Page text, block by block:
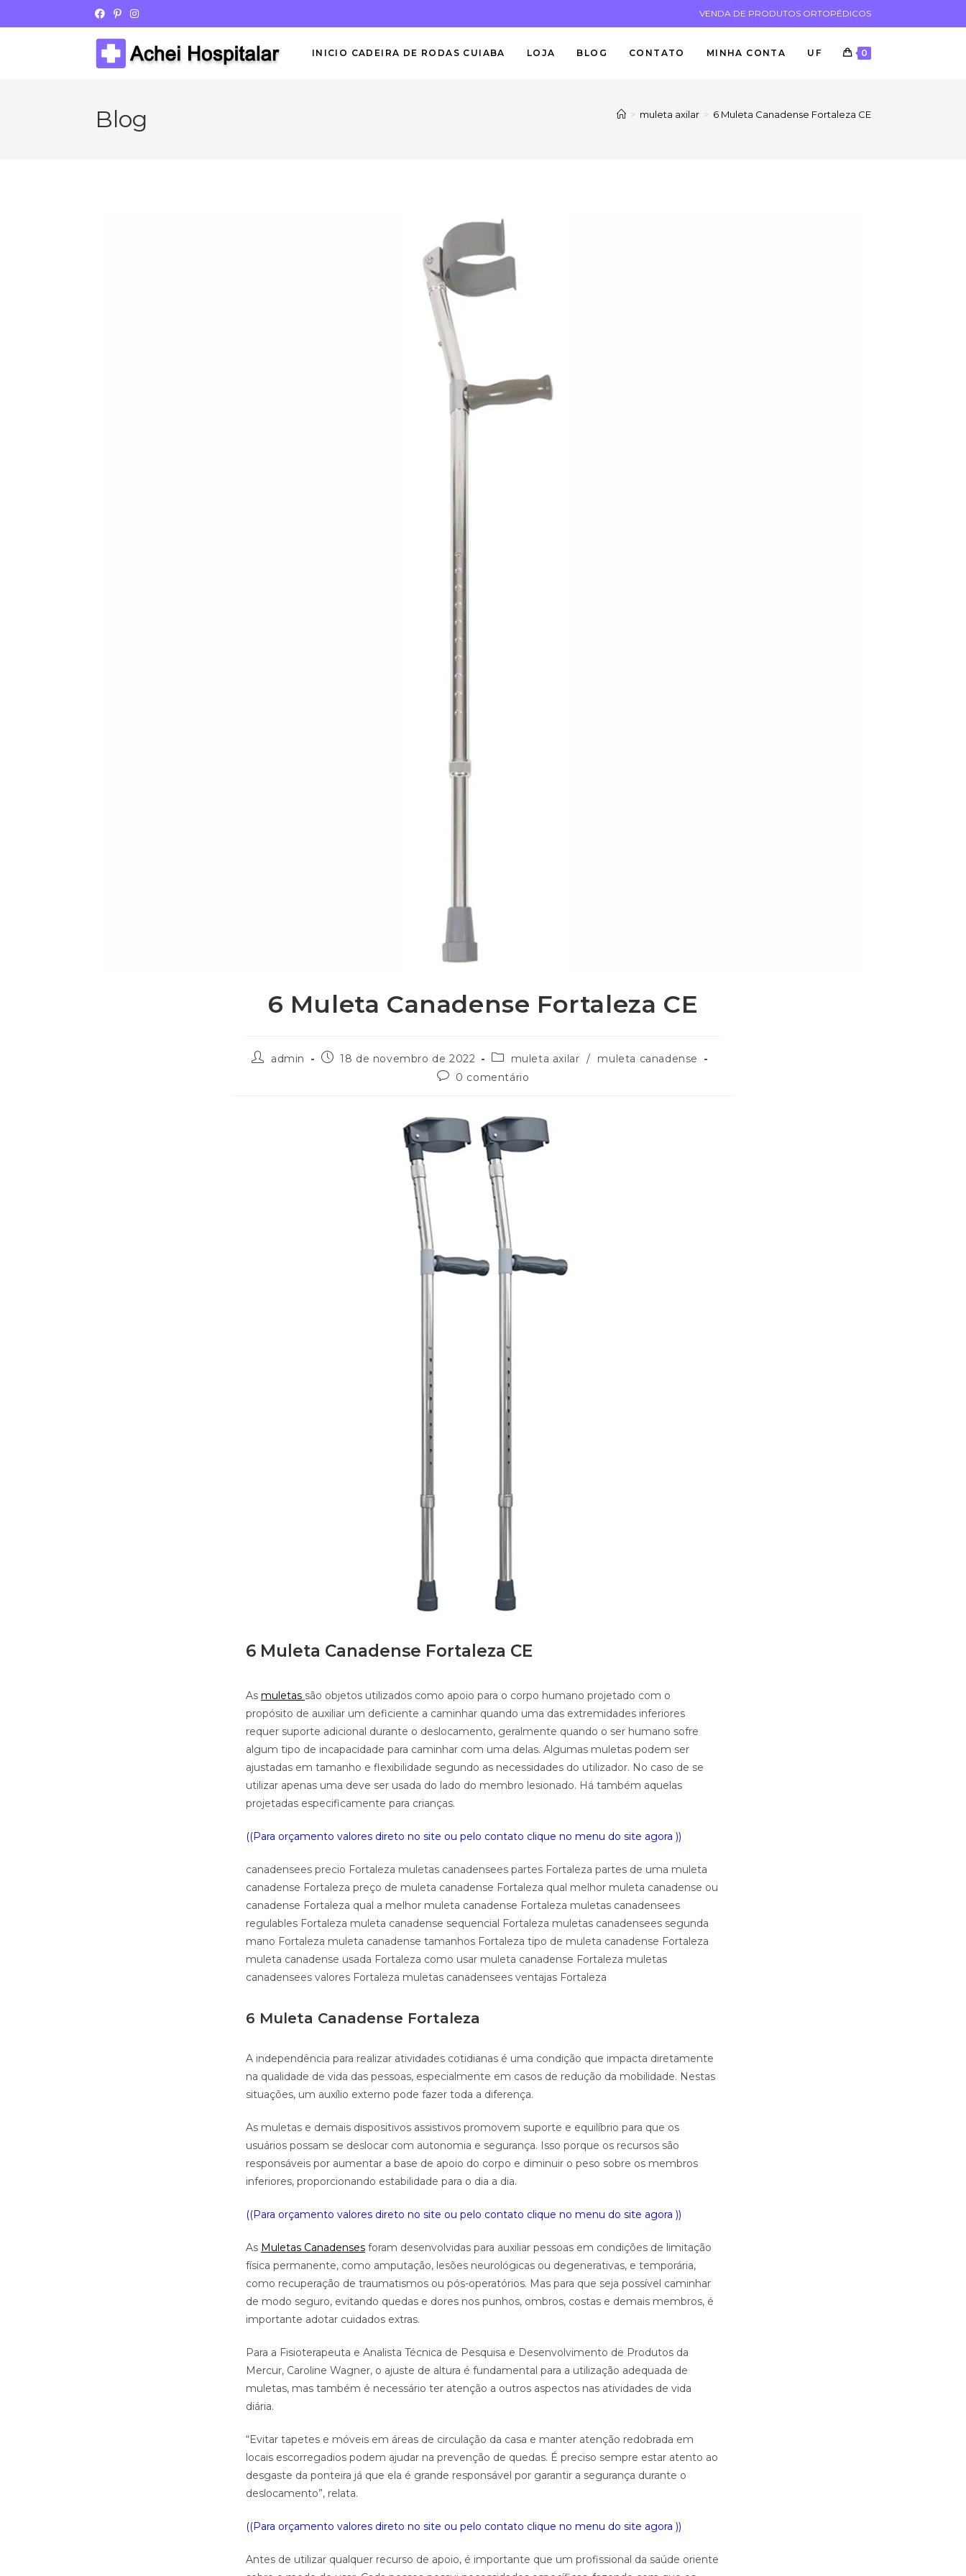
VENDA DE PRODUTOS ORTOPÉDICOS
INICIO CADEIRA DE RODAS CUIABA LOJA BLOG CONTATO MINHA CONTA UF 0
Blog > muleta axilar > 6 Muleta Canadense Fortaleza CE
6 Muleta Canadense Fortaleza CE
admin 18 de novembro de 2022 muleta axilar /
muleta canadense
0 comentário
6 Muleta Canadense Fortaleza CE
As muletas são objetos utilizados como apoio para o corpo humano projetado com o
propósito de auxiliar um deficiente a caminhar quando uma das extremidades inferiores
requer suporte adicional durante o deslocamento, geralmente quando o ser humano sofre
algum tipo de incapacidade para caminhar com uma delas. Algumas muletas podem ser
ajustadas em tamanho e flexibilidade segundo as necessidades do utilizador. No caso de se
utilizar apenas uma deve ser usada do lado do membro lesionado. Há também aquelas
projetadas especificamente para crianças.
((Para orçamento valores direto no site ou pelo contato clique no menu do site agora ))
canadensees precio Fortaleza muletas canadensees partes Fortaleza partes de uma muleta
canadense Fortaleza preço de muleta canadense Fortaleza qual melhor muleta canadense ou
canadense Fortaleza qual a melhor muleta canadense Fortaleza muletas canadensees
regulables Fortaleza muleta canadense sequencial Fortaleza muletas canadensees segunda
mano Fortaleza muleta canadense tamanhos Fortaleza tipo de muleta canadense Fortaleza
muleta canadense usada Fortaleza como usar muleta canadense Fortaleza muletas
canadensees valores Fortaleza muletas canadensees ventajas Fortaleza
6 Muleta Canadense Fortaleza
A independência para realizar atividades cotidianas é uma condição que impacta diretamente
na qualidade de vida das pessoas, especialmente em casos de redução da mobilidade. Nestas
situações, um auxílio externo pode fazer toda a diferença.
As muletas e demais dispositivos assistivos promovem suporte e equilíbrio para que os
usuários possam se deslocar com autonomia e segurança. Isso porque os recursos são
responsáveis por aumentar a base de apoio do corpo e diminuir o peso sobre os membros
inferiores, proporcionando estabilidade para o dia a dia.
((Para orçamento valores direto no site ou pelo contato clique no menu do site agora ))
As Muletas Canadenses foram desenvolvidas para auxiliar pessoas em condições de limitação
física permanente, como amputação, lesões neurológicas ou degenerativas, e temporária,
como recuperação de traumatismos ou pós-operatórios. Mas para que seja possível caminhar
de modo seguro, evitando quedas e dores nos punhos, ombros, costas e demais membros, é
importante adotar cuidados extras.
Para a Fisioterapeuta e Analista Técnica de Pesquisa e Desenvolvimento de Produtos da
Mercur, Caroline Wagner, o ajuste de altura é fundamental para a utilização adequada de
muletas, mas também é necessário ter atenção a outros aspectos nas atividades de vida
diária.
“Evitar tapetes e móveis em áreas de circulação da casa e manter atenção redobrada em
locais escorregadios podem ajudar na prevenção de quedas. É preciso sempre estar atento ao
desgaste da ponteira já que ela é grande responsável por garantir a segurança durante o
deslocamento”, relata.
((Para orçamento valores direto no site ou pelo contato clique no menu do site agora ))
Antes de utilizar qualquer recurso de apoio, é importante que um profissional da saúde oriente